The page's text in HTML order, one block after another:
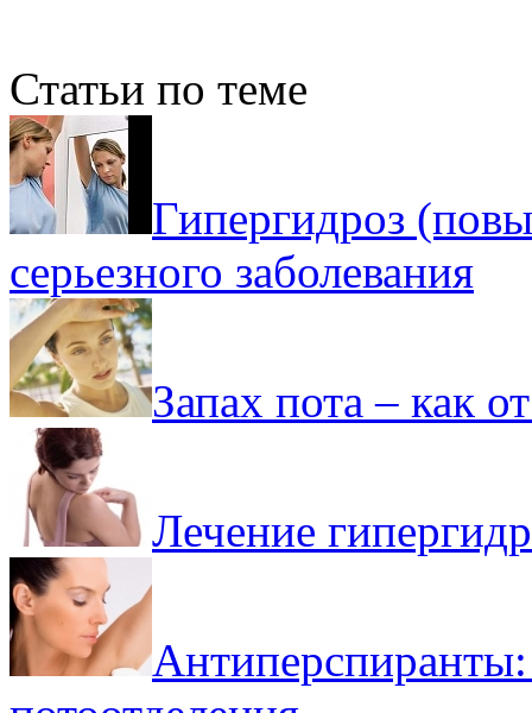
Статьи по теме
Гипергидроз
серьезного заболевания
Запах пота – как
Лечение